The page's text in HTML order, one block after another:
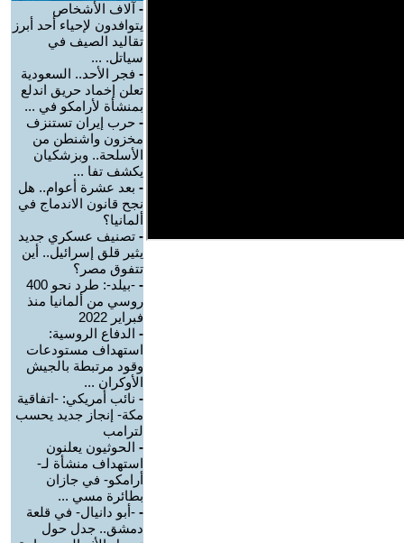
- آلاف الأشخاص
يتوافدون لإحياء أحد أبرز
تقاليد الصيف في
سياتل. ...
- فجر الأحد.. السعودية
تعلن إخماد حريق اندلع
بمنشأة لأرامكو في ...
- حرب إيران تستنزف
مخزون واشنطن من
الأسلحة.. وبزشكيان
يكشف تفا ...
- بعد عشرة أعوام.. هل
نجح قانون الاندماج في
ألمانيا؟
- تصنيف عسكري جديد
يثير قلق إسرائيل.. أين
تتفوق مصر؟
-
-بيلد-: طرد نحو 400
روسي من ألمانيا منذ
فبراير 2022
- الدفاع الروسية:
استهداف مستودعات
وقود مرتبطة بالجيش
الأوكران ...
- نائب أمريكي: -اتفاقية
مكة- إنجاز جديد يحسب
لترامب
- الحوثيون يعلنون
استهداف منشأة لـ-
أرامكو- في جازان
بطائرة مسي ...
- -أبو دانيال- في قلعة
دمشق.. جدل حول